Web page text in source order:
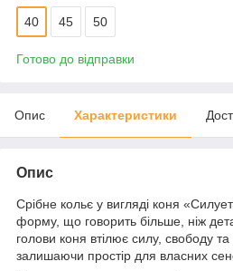
40 45 50
Готово до відправки
Опис Характеристики
Опис
Срібне кольє у вигляді коня
форму, що говорить більше, ніж
голови коня втілює силу, свободу та
залишаючи простір для власних